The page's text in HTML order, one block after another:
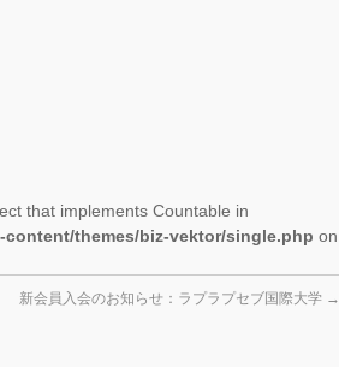
that implements Countable in
themes/biz-vektor/single.php on
新会員入会のお知らせ：ラプラプセブ国際大学 →